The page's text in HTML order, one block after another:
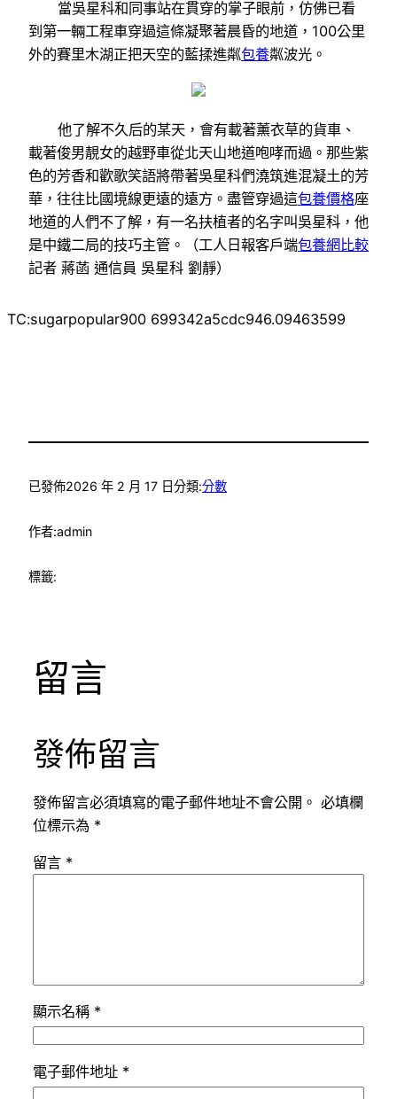
當吳星科和同事站在貫穿的掌子眼前，仿佛已看
到第一輛工程車穿過這條凝聚著晨昏的地道，100公里
外的賽里木湖正把天空的藍揉進粼包養粼波光。
他了解不久后的某天，會有載著薰衣草的貨車、
載著俊男靚女的越野車從北天山地道咆哮而過。那些紫
色的芳香和歡歌笑語將帶著吳星科們澆筑進混凝土的芳
華，往往比國境線更遠的遠方。盡管穿過這包養價格座
地道的人們不了解，有一名扶植者的名字叫吳星科，他
是中鐵二局的技巧主管。（工人日報客戶端包養網比較
記者 蔣菡 通信員 吳星科 劉靜）
TC:sugarpopular900 699342a5cdc946.09463599
已發佈2026 年 2 月 17 日分類:分數
作者:admin
標籤:
留言
發佈留言
發佈留言必須填寫的電子郵件地址不會公開。 必填欄
位標示為 *
留言 *
顯示名稱 *
電子郵件地址 *